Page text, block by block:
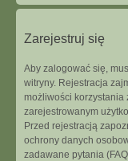
Zarejestruj się
Aby zalogować się,
witryny. Rejestracja
możliwości korzystania
zarejestrowanym
Przed rejestracją
ochrony danych
zadawane pytania